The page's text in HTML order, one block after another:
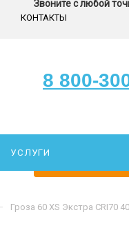
КОНТАКТЫ
Звоните с любой
8 800-
УСЛУГИ
Гроза 60 XS Экстра CRI70